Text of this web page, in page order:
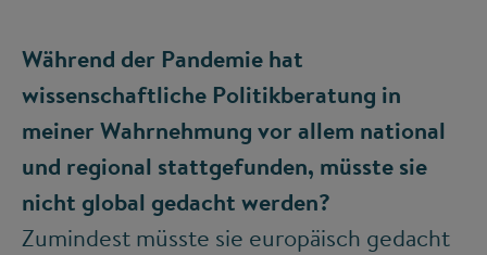
Während der Pandemie hat
wissenschaftliche Politikberatung in
meiner Wahrnehmung vor allem national
und regional stattgefunden, müsste sie
nicht global gedacht werden?
Zumindest müsste sie europäisch gedacht